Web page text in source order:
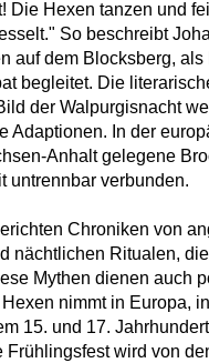
Die Hexen tanzen und
So beschreibt
auf dem Blocksberg, als
begleitet. Die
der Walpurgisnacht
Adaptionen. In der
Anhalt gelegene
untrennbar verbunden.
Chroniken von
nächtlichen Ritualen,
Mythen dienen auch
nimmt in Europa,
15. und 17.
Frühlingsfest wird von